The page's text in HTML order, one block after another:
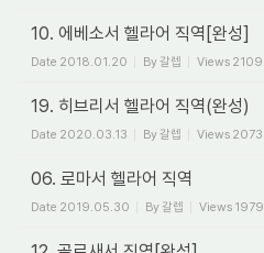
10. 에베소서 헬라어 직역[완성]
Date 2018.01.20 By갈렙 Views 2109
19. 히브리서 헬라어 직역(완성)
Date 2020.03.13 By갈렙 Views 2073
06. 로마서 헬라어 직역
Date 2019.05.30 By갈렙 Views 1979